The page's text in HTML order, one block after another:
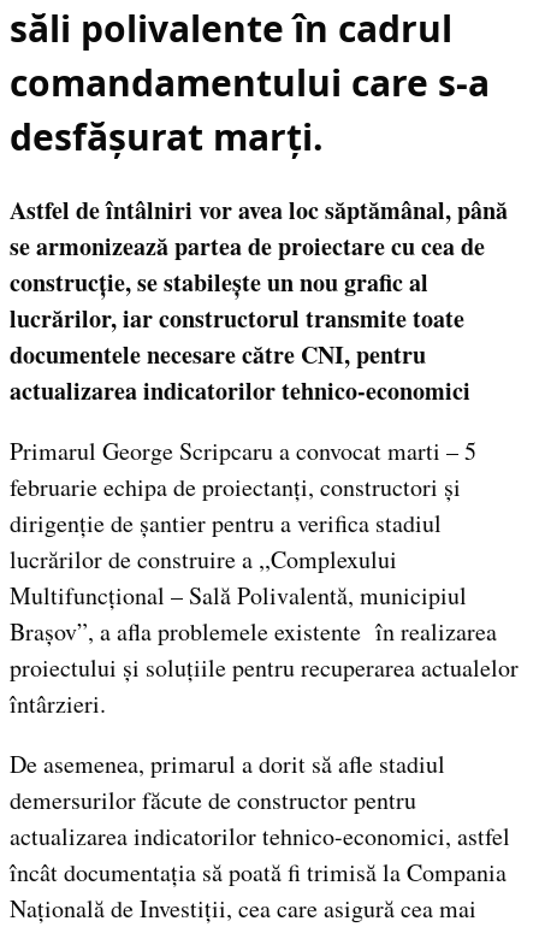
săli polivalente în cadrul
comandamentului care s-a
desfășurat marți.
Astfel de întâlniri vor avea loc săptămânal, până
se armonizează partea de proiectare cu cea de
construcție, se stabilește un nou grafic al
lucrărilor, iar constructorul transmite toate
documentele necesare către CNI, pentru
actualizarea indicatorilor tehnico-economici
Primarul George Scripcaru a convocat marti – 5
februarie echipa de proiectanți, constructori și
dirigenție de șantier pentru a verifica stadiul
lucrărilor de construire a ,,Complexului
Multifuncțional – Sală Polivalentă, municipiul
Brașov”, a afla problemele existente în realizarea
proiectului și soluțiile pentru recuperarea actualelor
întârzieri.
De asemenea, primarul a dorit să afle stadiul
demersurilor făcute de constructor pentru
actualizarea indicatorilor tehnico-economici, astfel
încât documentația să poată fi trimisă la Compania
Națională de Investiții, cea care asigură cea mai